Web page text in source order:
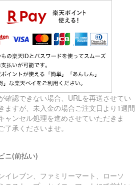
確認できない場合、URLを再送させてい
ますが、未入金の場合ご注文日より1週間
ャンセル処理を進めさせていただきま
了承くださいませ。
ニ(前払い)
イレブン、ファミリーマート、ローソ